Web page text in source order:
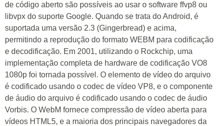
de código aberto são possíveis ao usar o software ffvp8 ou
libvpx do suporte Google. Quando se trata do Android, é
suportada uma versão 2.3 (Gingerbread) e acima,
permitindo a reprodução do formato WEBM para codificação
e decodificação. Em 2001, utilizando o Rockchip, uma
implementação completa de hardware de codificação VO8
1080p foi tornada possível. O elemento de vídeo do arquivo
é codificado usando o codec de vídeo VP8, e o componente
de áudio do arquivo é codificado usando o codec de áudio
Vorbis. O WebM fornece compressão de vídeo aberta para
vídeos HTML5, e a maioria dos principais navegadores da